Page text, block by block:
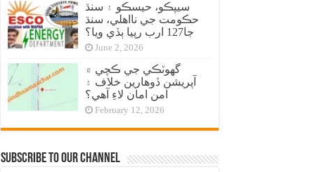
سيپڪو، حيسڪو ۽ سنڌ
حڪومت جي نااهلي، سنڌ
جا127 ارب رپيا ٻڏي ويا؟
June 2, 2026
گهوٽڪي جي ڪچي ۾
آپريشن ڏوهارين خلاف ۽
امن امان لاءِ آهي؟
February 12, 2026
Subscribe to our Channel